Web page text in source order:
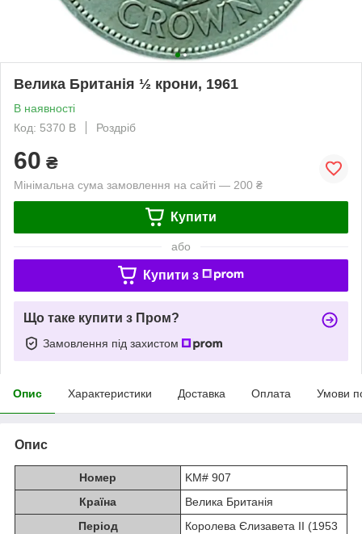
Велика Британія ½ крони, 1961
В наявності
Код: 5370 B
Роздріб
60 ₴
Мінімальна сума замовлення на сайті — 200 ₴
Купити
або
Купити з
Що таке купити з Пром?
Замовлення під захистом
Опис Характеристики Доставка Оплата Умови
Опис
Номер
KM# 907
Країна
Велика Британія
Період
Королева Єлизавета II (1953